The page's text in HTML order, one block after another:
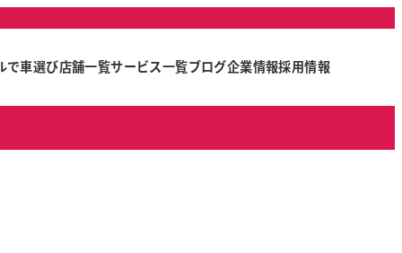
で車選び店舗一覧サービス一覧ブログ企業情報採用情報